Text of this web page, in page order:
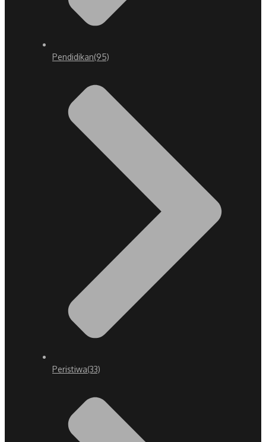
Pendidikan(95)
Peristiwa(33)